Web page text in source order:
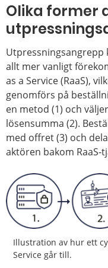
Olika former
Utpressningsangrepp
allt mer vanligt
as a Service (RaaS),
genomförs på
en metod (1) och
lösensumma (2).
med offret (3) och
aktören bakom RaaS-
Illustration av hur ett
Service går till.